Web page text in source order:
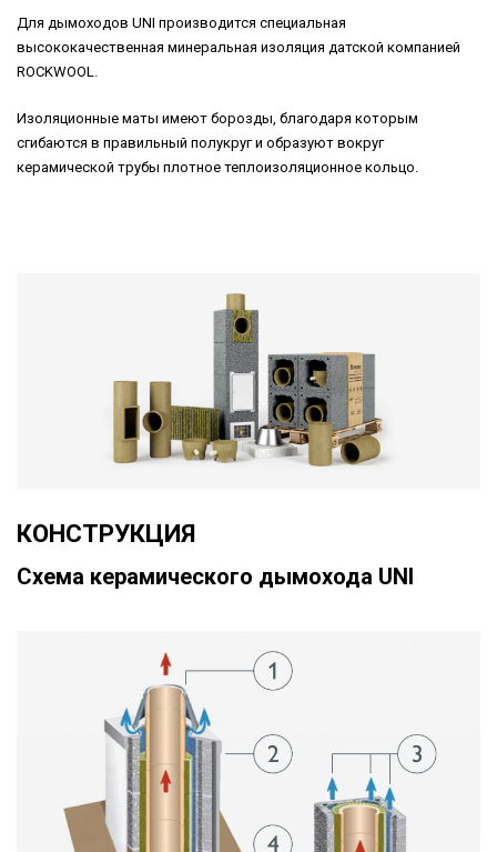
Для дымоходов UNI производится специальная
высококачественная минеральная изоляция датской компанией
ROCKWOOL.
Изоляционные маты имеют борозды, благодаря которым
сгибаются в правильный полукруг и образуют вокруг
керамической трубы плотное теплоизоляционное кольцо.
КОНСТРУКЦИЯ
Схема керамического дымохода UNI